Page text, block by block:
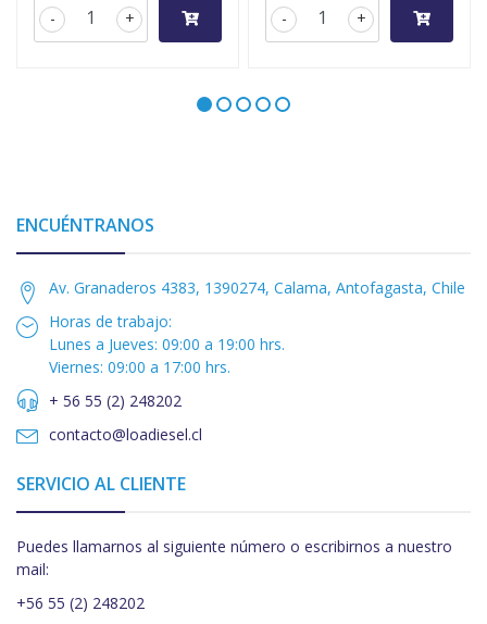
+
- +
-
ENCUÉNTRANOS
Av. Granaderos 4383, 1390274, Calama, Antofagasta, Chile
Horas de trabajo:
Lunes a Jueves: 09:00 a 19:00 hrs.
Viernes: 09:00 a 17:00 hrs.
+ 56 55 (2) 248202
contacto@loadiesel.cl
SERVICIO AL CLIENTE
Puedes llamarnos al siguiente número o escribirnos a nuestro
mail:
+56 55 (2) 248202